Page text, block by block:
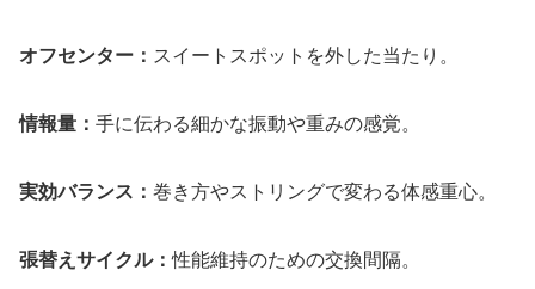
オフセンター： スイートスポットを外した当たり。
情報量： 手に伝わる細かな振動や重みの感覚。
実効バランス： 巻き方やストリングで変わる体感重心。
張替えサイクル：性能維持のための交換間隔。